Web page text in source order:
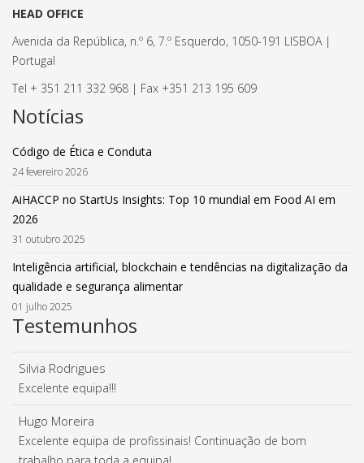
HEAD OFFICE
Avenida da República, n.º 6, 7.º Esquerdo, 1050-191 LISBOA |
Portugal
Tel + 351 211 332 968 | Fax +351 213 195 609
Notícias
Código de Ética e Conduta
24 fevereiro 2026
AiHACCP no StartUs Insights: Top 10 mundial em Food AI em
2026
31 outubro 2025
Inteligência artificial, blockchain e tendências na digitalização da
qualidade e segurança alimentar
01 julho 2025
Testemunhos
Silvia Rodrigues
Excelente equipa!!!
Hugo Moreira
Excelente equipa de profissinais! Continuação de bom